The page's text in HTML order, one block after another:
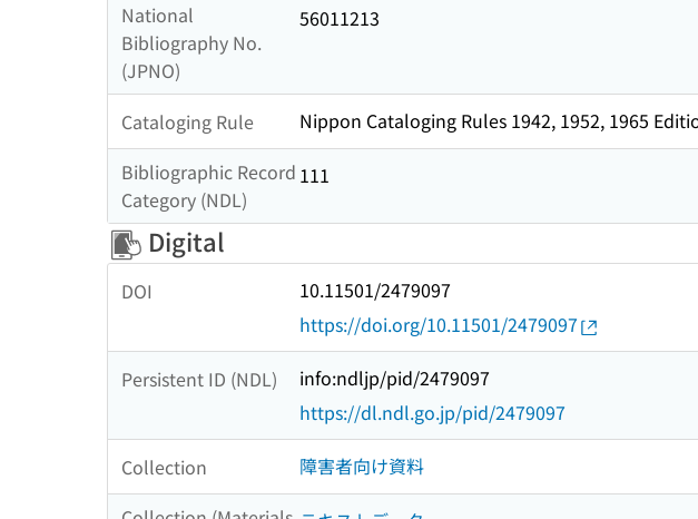
National
Bibliography No.
(JPNO)
56011213
Cataloging Rule
Nippon Cataloging Rules 1942, 1952, 1965
Bibliographic Record
Category (NDL)
111
Digital
DOI
10.11501/2479097
https://doi.org/10.11501/2479097
Persistent ID (NDL)
info:ndljp/pid/2479097
https://dl.ndl.go.jp/pid/2479097
Collection
障害者向け資料